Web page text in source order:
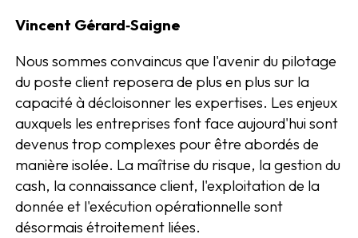
Vincent Gérard‑Saigne
Nous sommes convaincus que l'avenir du pilotage
du poste client reposera de plus en plus sur la
capacité à décloisonner les expertises. Les enjeux
auxquels les entreprises font face aujourd'hui sont
devenus trop complexes pour être abordés de
manière isolée. La maîtrise du risque, la gestion du
cash, la connaissance client, l'exploitation de la
donnée et l'exécution opérationnelle sont
désormais étroitement liées.